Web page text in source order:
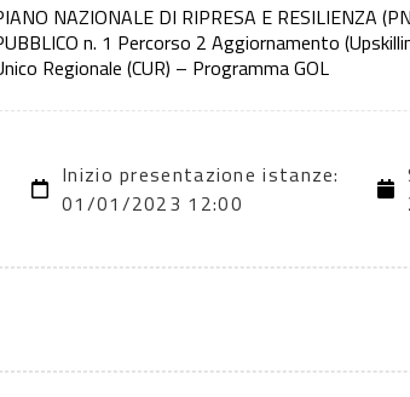
NAZIONALE DI RIPRESA E RESILIENZA
n. 1 Percorso 2 Aggiornamento
Regionale (CUR) – Programma GOL
Inizio presentazione istanze:
01/01/2023 12:00